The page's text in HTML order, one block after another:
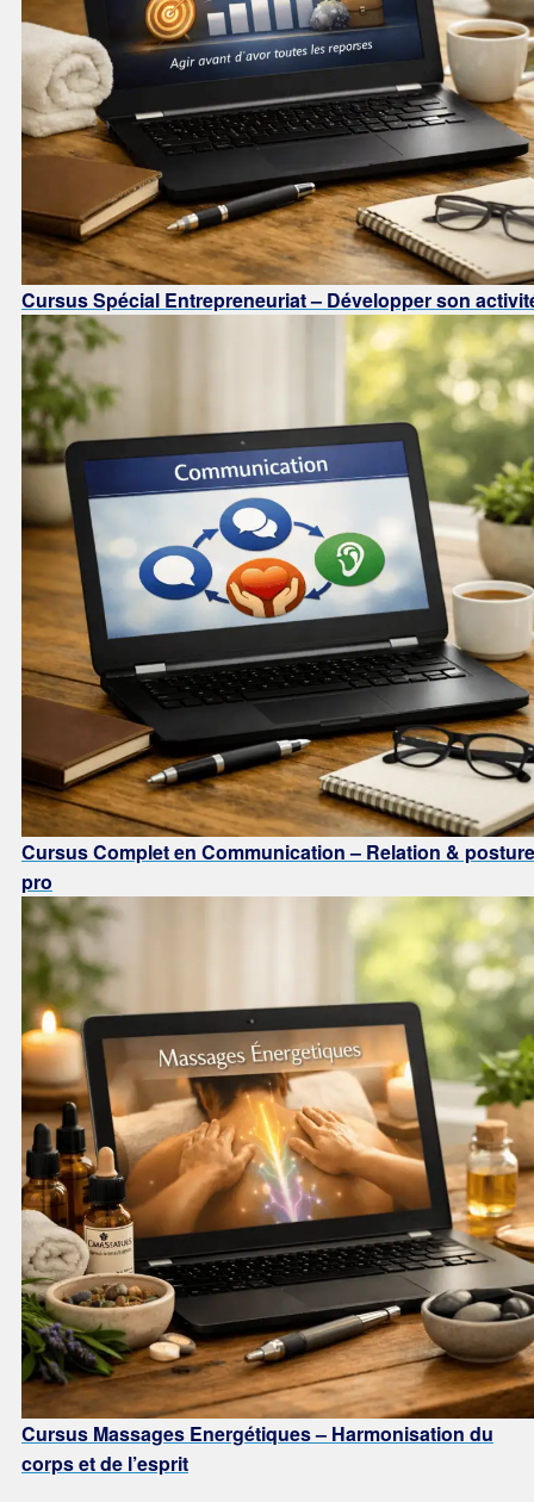
Cursus Spécial Entrepreneuriat – Développer son
Cursus Complet en Communication – Relation & posture
pro
Cursus Massages Energétiques– Harmonisation du
corpset de l’esprit